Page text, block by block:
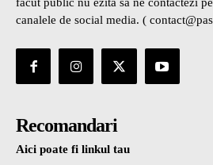
facut public nu ezita sa ne contactezi
canalele de social media. (
Recomandari
Aici poate fi linkul tau